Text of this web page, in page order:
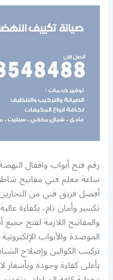
ساعة معلم فني مفاتيح
أفضل فريق فني من
تكسير وأمان تام، بكفاءة
والمفاتيح اللازمة لفتح
الموصدة والأبواب
تركيب الكوالين وإصلاح
بأعلى كفاءة وجودة وبأسعار